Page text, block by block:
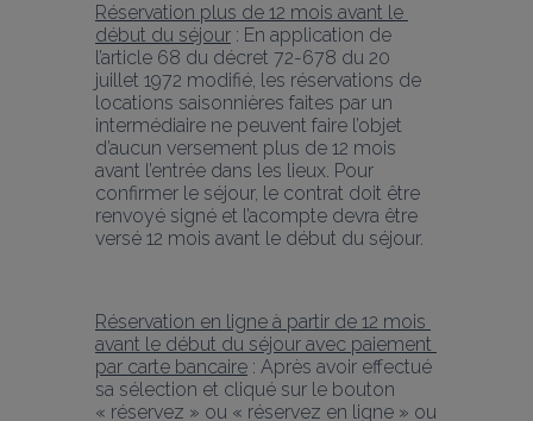
Réservation plus de 12 mois avant le
début du séjour : En application de
l’article 68 du décret 72-678 du 20
juillet 1972 modifié, les réservations de
locations saisonnières faites par un
intermédiaire ne peuvent faire l’objet
d’aucun versement plus de 12 mois
avant l’entrée dans les lieux. Pour
confirmer le séjour, le contrat doit être
renvoyé signé et l’acompte devra être
versé 12 mois avant le début du séjour.
Réservation en ligne à partir de 12 mois
avant le début du séjour avec paiement
par carte bancaire : Après avoir effectué
sa sélection et cliqué sur le bouton
« réservez » ou « réservez en ligne » ou